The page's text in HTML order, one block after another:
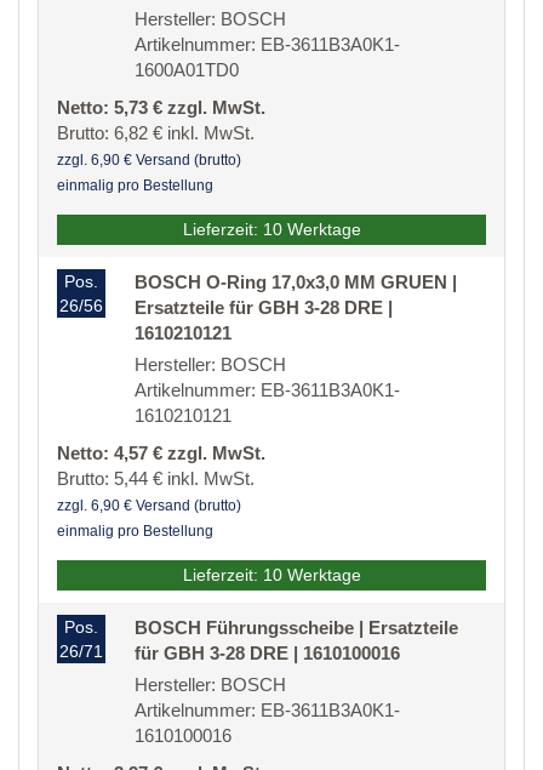
Hersteller: BOSCH
Artikelnummer: EB-3611B3A0K1-
1600A01TD0
Netto: 5,73 € zzgl. MwSt.
Brutto: 6,82 € inkl. MwSt.
zzgl. 6,90 € Versand (brutto)
einmalig pro Bestellung
Lieferzeit: 10 Werktage
Pos.
26/56
BOSCH O-Ring 17,0x3,0 MM GRUEN |
Ersatzteile für GBH 3-28 DRE |
1610210121
Hersteller: BOSCH
Artikelnummer: EB-3611B3A0K1-
1610210121
Netto: 4,57 € zzgl. MwSt.
Brutto: 5,44 € inkl. MwSt.
zzgl. 6,90 € Versand (brutto)
einmalig pro Bestellung
Lieferzeit: 10 Werktage
Pos.
26/71
BOSCH Führungsscheibe | Ersatzteile
für GBH 3-28 DRE | 1610100016
Hersteller: BOSCH
Artikelnummer: EB-3611B3A0K1-
1610100016